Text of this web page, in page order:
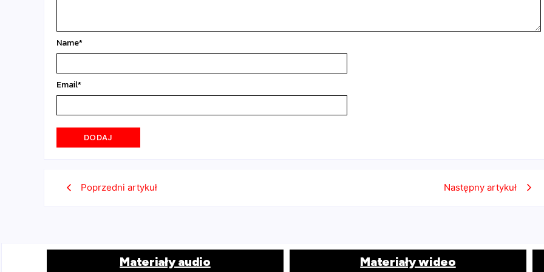
Name*
Email*
Poprzedni artykuł Następny artykuł
Materiały audio Materiały wideo